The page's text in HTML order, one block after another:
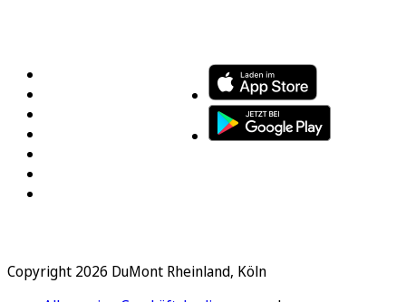
Copyright 2026 DuMont Rheinland, Köln